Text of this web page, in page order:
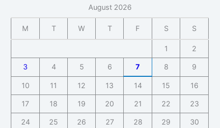
August 2026
M T W T F S S
1 2
3 4 5 6 7 8 9
10 11 12 13 14 15 16
17 18 19 20 21 22 23
24 25 26 27 28 29 30